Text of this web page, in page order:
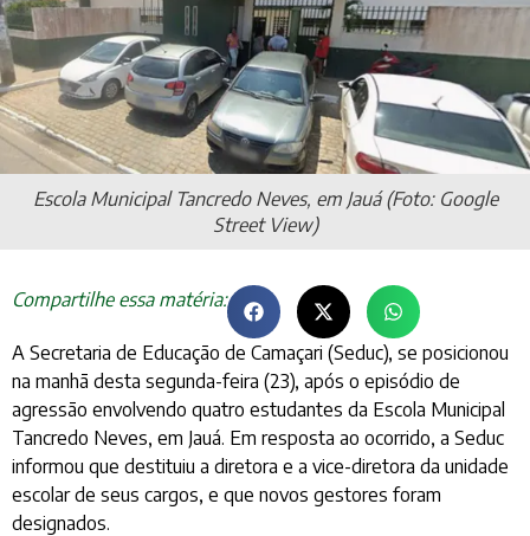
Escola Municipal Tancredo Neves, em Jauá (Foto: Google
Street View)
Compartilhe essa matéria:
A Secretaria de Educação de Camaçari (Seduc), se posicionou
na manhã desta segunda-feira (23), após o episódio de
agressão envolvendo quatro estudantes da Escola Municipal
Tancredo Neves, em Jauá. Em resposta ao ocorrido, a Seduc
informou que destituiu a diretora e a vice-diretora da unidade
escolar de seus cargos, e que novos gestores foram
designados.